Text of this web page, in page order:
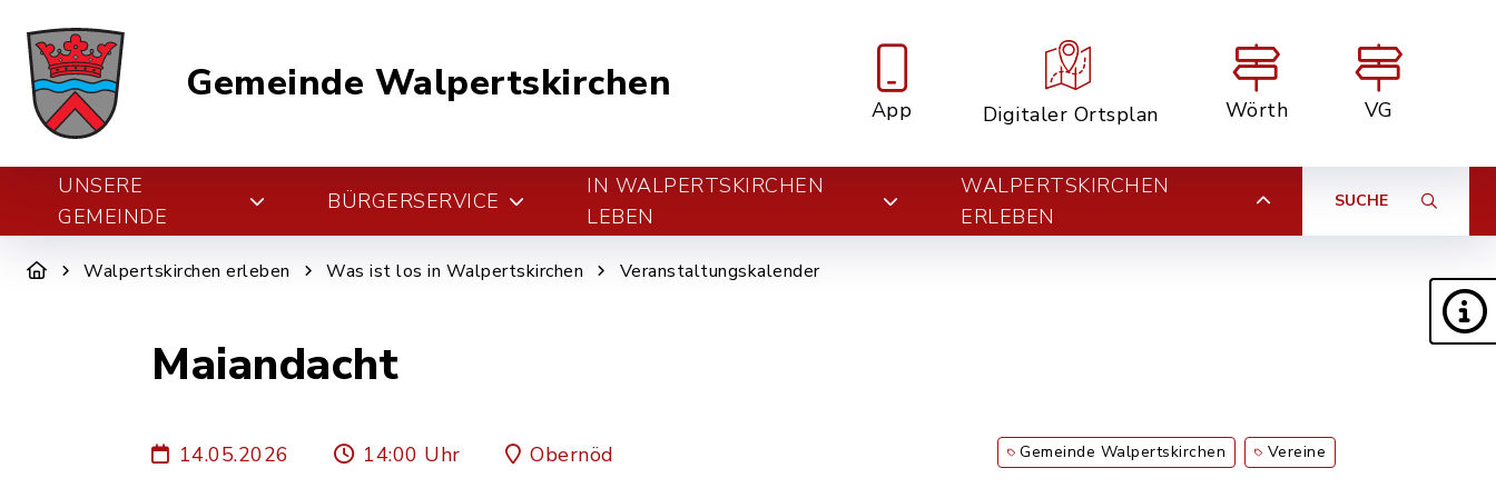
Gemeinde Walpertskirchen
App Digitaler Ortsplan Wörth VG
UNSERE
GEMEINDE
BÜRGERSERVICE
IN WALPERTSKIRCHEN
LEBEN
WALPERTSKIRCHEN
ERLEBEN
SUCHE
Walpertskirchen erleben Was ist los in Walpertskirchen Veranstaltungskalender
Maiandacht
14.05.2026 14:00 Uhr Obernöd Gemeinde Walpertskirchen Vereine